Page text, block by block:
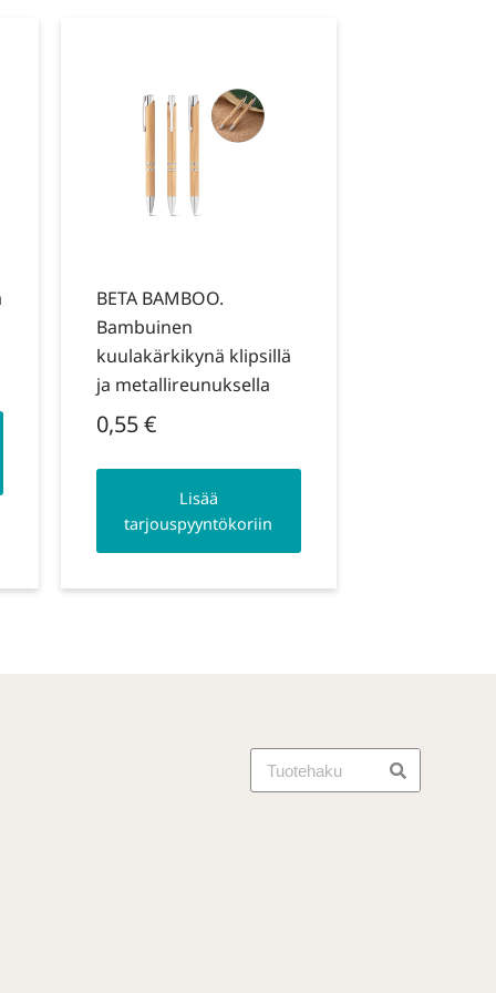
BETA BAMBOO.
Bambuinen
kuulakärkikynä klipsillä
ja metallireunuksella
0,55€
Lisää
tarjouspyyntökoriin